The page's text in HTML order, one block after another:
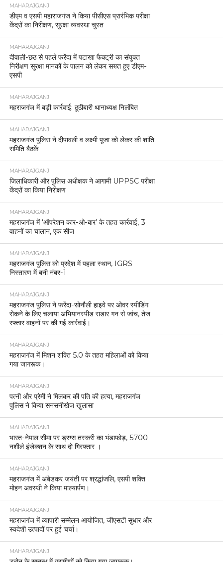
MAHARAJGANJ
डीएम व एसपी महाराजगंज ने किया पीसीएस प्रारंभिक परीक्षा
केंद्रों का निरीक्षण, सुरक्षा व्यवस्था चुस्त
MAHARAJGANJ
दीवाली-छठ से पहले फरेंदा में पटाखा फैक्ट्री का संयुक्त
निरीक्षण सुरक्षा मानकों के पालन को लेकर सख्त हुए डीएम-
एसपी
MAHARAJGANJ
महराजगंज में बड़ी कार्रवाई: ठूठीबारी थानाध्यक्ष निलंबित
MAHARAJGANJ
महराजगंज पुलिस ने दीपावली व लक्ष्मी पूजा को लेकर की शांति
समिति बैठकें
MAHARAJGANJ
जिलाधिकारी और पुलिस अधीक्षक ने आगामी UPPSC परीक्षा
केंद्रों का किया निरीक्षण
MAHARAJGANJ
महराजगंज में ‘ऑपरेशन कार-ओ-बार’ के तहत कार्रवाई, 3
वाहनों का चालान, एक सीज
MAHARAJGANJ
महराजगंज पुलिस को प्रदेश में पहला स्थान, IGRS
निस्तारण में बनी नंबर-1
MAHARAJGANJ
महराजगंज पुलिस ने फरेंदा-सोनौली हाइवे पर ओवर स्पीडिंग
रोकने के लिए चलाया अभियानस्पीड राडार गन से जांच, तेज
रफ्तार वाहनों पर की गई कार्रवाई।
MAHARAJGANJ
महराजगंज में मिशन शक्ति 5.0 के तहत महिलाओं को किया
गया जागरूक।
MAHARAJGANJ
पत्नी और प्रेमी ने मिलकर की पति की हत्या, महराजगंज
पुलिस ने किया सनसनीखेज खुलासा
MAHARAJGANJ
भारत-नेपाल सीमा पर ड्रग्स तस्करी का भंडाफोड़, 5700
नशीले इंजेक्शन के साथ दो गिरफ्तार ।
MAHARAJGANJ
महराजगंज में अंबेडकर जयंती पर श्रद्धांजलि, एसपी शक्ति
मोहन अवस्थी ने किया माल्यार्पण।
MAHARAJGANJ
महराजगंज में व्यापारी सम्मेलन आयोजित, जीएसटी सुधार और
स्वदेशी उत्पादों पर हुई चर्चा।
MAHARAJGANJ